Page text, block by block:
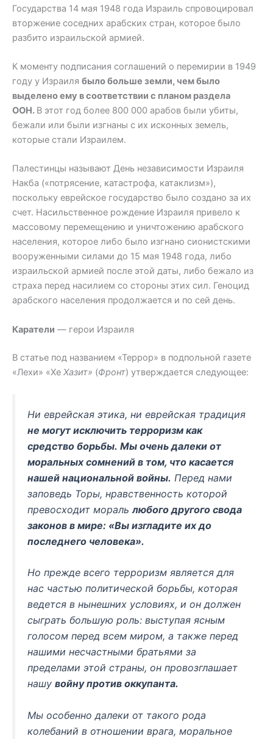
Государства 14 мая 1948 года Израиль спровоцировал
вторжение соседних арабских стран, которое было
разбито израильской армией.
К моменту подписания соглашений о перемирии в 1949
году у Израиля было больше земли, чем было
выделено ему в соответствии с планом раздела
ООН. В этот год более 800 000 арабов были убиты,
бежали или были изгнаны с их исконных земель,
которые стали Израилем.
Палестинцы называют День независимости Израиля
Накба («потрясение, катастрофа, катаклизм»),
поскольку еврейское государство было создано за их
счет. Насильственное рождение Израиля привело к
массовому перемещению и уничтожению арабского
населения, которое либо было изгнано сионистскими
вооруженными силами до 15 мая 1948 года, либо
израильской армией после этой даты, либо бежало из
страха перед насилием со стороны этих сил. Геноцид
арабского населения продолжается и по сей день.
Каратели — герои Израиля
В статье под названием «Террор» в подпольной газете
«Лехи» «Хе Хазит» (Фронт) утверждается следующее:
Ни еврейская этика, ни еврейская традиция
не могут исключить терроризм как
средство борьбы. Мы очень далеки от
моральных сомнений в том, что касается
нашей национальной войны. Перед нами
заповедь Торы, нравственность которой
превосходит мораль любого другого свода
законов в мире: «Вы изгладите их до
последнего человека».
Но прежде всего терроризм является для
нас частью политической борьбы, которая
ведется в нынешних условиях, и он должен
сыграть большую роль: выступая ясным
голосом перед всем миром, а также перед
нашими несчастными братьями за
пределами этой страны, он провозглашает
нашу войну против оккупанта.
Мы особенно далеки от такого рода
колебаний в отношении врага, моральное